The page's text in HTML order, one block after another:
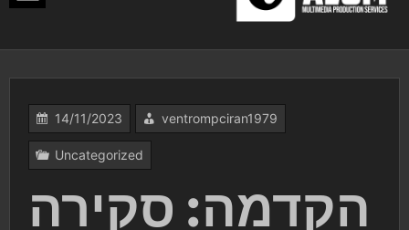
14/11/2023 ventrompciran1979
Uncategorized
הקדמה: סקירה